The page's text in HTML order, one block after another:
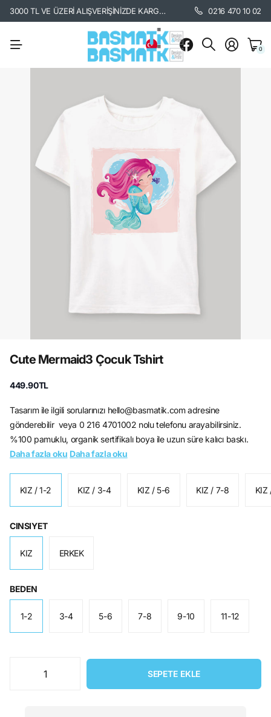
3000 TL VE ÜZERİ ALIŞVERİŞİNİZDE KARGO BEDAVA. / KARGO BİLGİSİ
0216 470 10 02
0
Cute Mermaid3 Çocuk Tshirt
449.90TL
Tasarım ile ilgili sorularınızı hello@basmatik.com adresine
gönderebilir veya 0 216 4701002 nolu telefonu arayabilirsiniz.
%100 pamuklu, organik sertifikalı boya ile uzun süre kalıcı baskı.
Daha fazla oku Daha fazla oku
KIZ / 1-2 KIZ / 3-4 KIZ / 5-6 KIZ / 7-8 KIZ
CINSIYET
KIZ ERKEK
BEDEN
1-2 3-4 5-6 7-8 9-10 11-12
SEPETE EKLE